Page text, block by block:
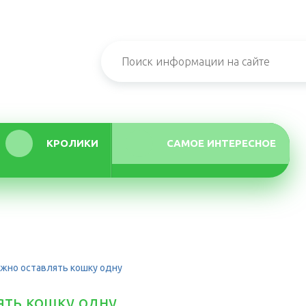
КРОЛИКИ САМОЕ ИНТЕРЕСНОЕ
оставлять кошку одну
кошку одну